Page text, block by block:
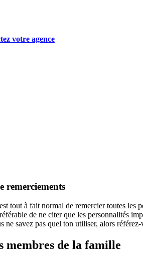
votre agence
remerciements
tout à fait normal de remercier toutes les
de ne citer que les personnalités
ne savez pas quel ton utiliser, alors référez-
membres de la famille